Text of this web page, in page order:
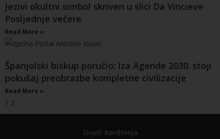
Jezivi okultni simbol skriven u slici Da Vincieve
Posljednje večere
Read More »
Španjolski biskup poručio: Iza Agende 2030. stoji
pokušaj preobrazbe kompletne civilizacije
Read More »
1 2
Uvjeti korištenja